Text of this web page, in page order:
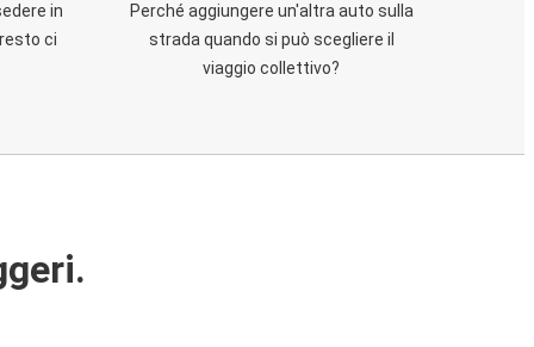
in
ci
Perché aggiungere un'altra auto sulla
strada quando si può scegliere il
viaggio collettivo?